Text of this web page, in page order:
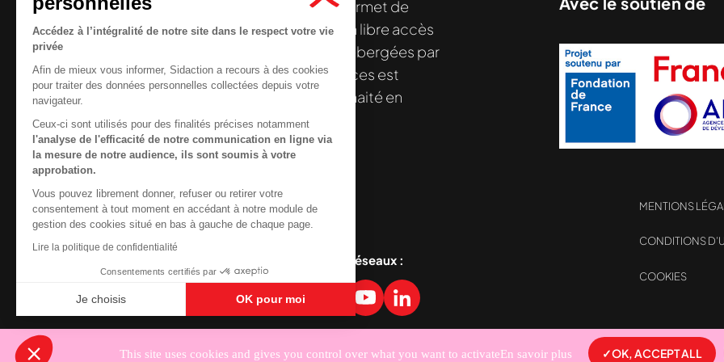
Accédez à l’intégralité de notre site dans le respect votre vie
privée
Afin de mieux vous informer, Sidaction a recours à des cookies
pour traiter des données personnelles collectées depuis votre
navigateur.
Ceux-ci sont utilisés pour des finalités précises notamment
l'analyse de l'efficacité de notre communication en ligne via
la mesure de notre audience, ils sont soumis à votre
approbation.
Vous pouvez librement donner, refuser ou retirer votre
consentement à tout moment en accédant à notre module de
gestion des cookies situé en bas à gauche de chaque page.
Lire la politique de confidentialité
Consentements certifiés par
Je choisis OK pour moi
Plateforme de Gestion du Consentement : Personnalisez vos Options
Notre plateforme vous permet d'adapter et de gérer vos paramètres de confidentialité, en garantissant la
Nous cherchons le contenu demandé....
Le centre de ressources de Sidactionpermet de
disposer de ressources francophones en libre accès
. À l’origine, hébergées par
la Plateforme ELSA, le Centre de ressources est
désormais gérée par Sidaction qui a souhaité en
reprendre le pilotage.
Contactez-nous
Newsletter
Nous suivre sur les réseaux :
MENTIONS
CONDITIONS
COOKIES
This site uses cookies and gives you control over what you want to activateEn savoir plus OK, ACCEPT ALL